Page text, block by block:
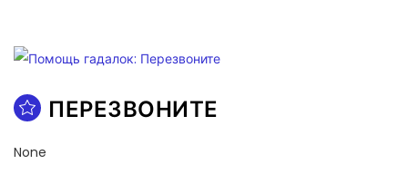
ПЕРЕЗВОНИТЕ
None